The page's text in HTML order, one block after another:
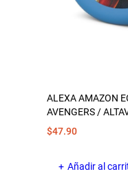
ALEXA AMAZON
AVENGERS /
$47.90
Añadir al